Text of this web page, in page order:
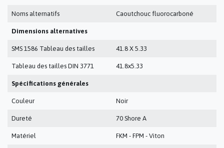
Noms alternatifs Caoutchouc fluorocarboné
Dimensions alternatives
SMS 1586 Tableau des tailles 41.8 X 5.33
Tableau des tailles DIN 3771 41.8x5.33
Spécifications générales
Couleur Noir
Dureté 70 Shore A
Matériel FKM - FPM - Viton